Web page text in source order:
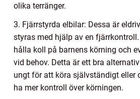
olika terränger.
3. Fjärrstyrda elbilar: Dessa är
styras med hjälp av en
hålla koll på barnens körning och
vid behov. Detta är ett bra
ungt för att köra självständigt eller
ha mer kontroll över körningen.